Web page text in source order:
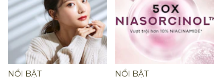
NỔI BẬT
NỔI BẬT